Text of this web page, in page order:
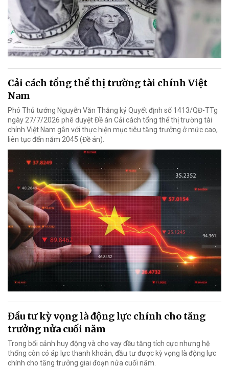
Cải cách tổng thể thị trường tài chính Việt
Nam
Phó Thủ tướng Nguyễn Văn Thắng ký Quyết định số 1413/QĐ-TTg
ngày 27/7/2026 phê duyệt Đề án Cải cách tổng thể thị trường tài
chính Việt Nam gắn với thực hiện mục tiêu tăng trưởng ở mức cao,
liên tục đến năm 2045 (Đề án).
Đầu tư kỳ vọng là động lực chính cho tăng
trưởng nửa cuối năm
Trong bối cảnh huy động và cho vay đều tăng tích cực nhưng hệ
thống còn có áp lực thanh khoản, đầu tư được kỳ vọng là động lực
chính cho tăng trưởng giai đoạn nửa cuối năm.